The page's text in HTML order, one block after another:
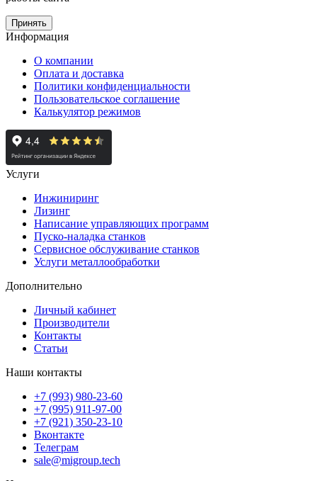
Принять
Информация
О компании
Оплата и доставка
Политики конфиденциальности
Пользовательское соглашение
Калькулятор режимов
Услуги
Инжиниринг
Лизинг
Написание управляющих программ
Пуско-наладка станков
Сервисное обслуживание станков
Услуги металлообработки
Дополнительно
Личный кабинет
Производители
Контакты
Статьи
Наши контакты
+7 (993) 980-23-60
+7 (995) 911-97-00
+7 (921) 350-23-10
Вконтакте
Телеграм
sale@migroup.tech